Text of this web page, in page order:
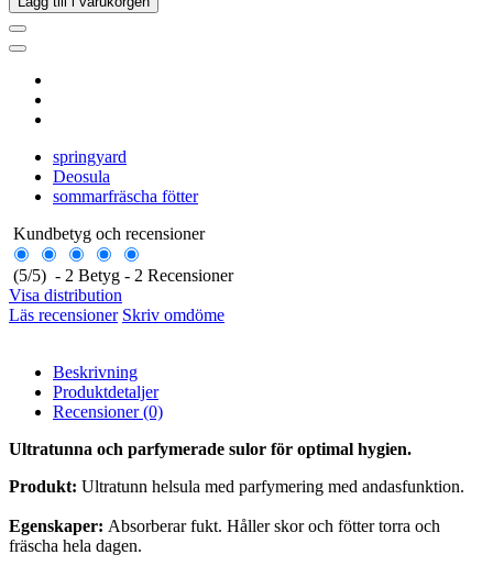
springyard
Deosula
sommarfräscha fötter
Kundbetyg och recensioner
(5/5) - 2 Betyg - 2 Recensioner
Visa distribution
Läs recensioner Skriv omdöme
Beskrivning
Produktdetaljer
Recensioner (0)
Ultratunna och parfymerade sulor för optimal hygien.
Produkt: Ultratunn helsula med parfymering med andasfunktion.
Egenskaper: Absorberar fukt. Håller skor och fötter torra och
fräscha hela dagen.